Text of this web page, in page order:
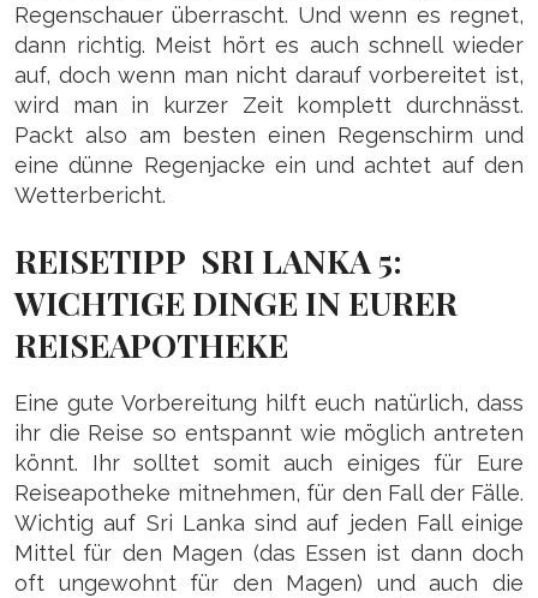
Regenschauer überrascht. Und wenn es regnet,
dann richtig. Meist hört es auch schnell wieder
auf, doch wenn man nicht darauf vorbereitet ist,
wird man in kurzer Zeit komplett durchnässt.
Packt also am besten einen Regenschirm und
eine dünne Regenjacke ein und achtet auf den
Wetterbericht.
REISETIPP SRI LANKA 5:
WICHTIGE DINGE IN EURER
REISEAPOTHEKE
Eine gute Vorbereitung hilft euch natürlich, dass
ihr die Reise so entspannt wie möglich antreten
könnt. Ihr solltet somit auch einiges für Eure
Reiseapotheke mitnehmen, für den Fall der Fälle.
Wichtig auf Sri Lanka sind auf jeden Fall einige
Mittel für den Magen (das Essen ist dann doch
oft ungewohnt für den Magen) und auch die